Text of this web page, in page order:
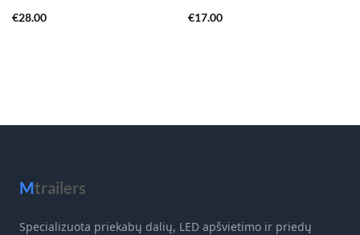
€28.00 €17.00
Mtrailers
Specializuota priekabų dalių, LED apšvietimo ir priedų